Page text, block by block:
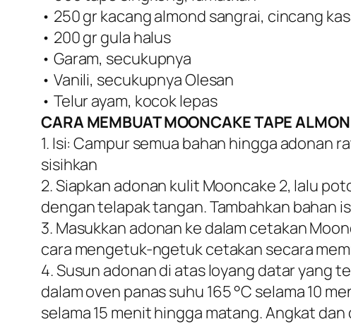
• 250 gr kacang almond sangrai, cincang
• 200 gr gula halus
• Garam, secukupnya
• Vanili, secukupnya Olesan
• Telur ayam, kocok lepas
CARA MEMBUAT MOONCAKE TAPE
1. Isi: Campur semua bahan hingga
sisihkan
2. Siapkan adonan kulit Mooncake 2, lalu
dengan telapak tangan. Tambahkan bahan
3. Masukkan adonan ke dalam cetakan
cara mengetuk-ngetuk cetakan secara
4. Susun adonan di atas loyang datar yang
dalam oven panas suhu 165 °C selama 10
selama 15 menit hingga matang. Angkat dan